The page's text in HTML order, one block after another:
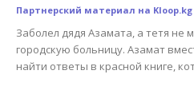
Партнерский материал на Kloop.kg
Заболел дядя Азамата, а тетя не
городскую больницу. Азамат
найти ответы в красной книге,